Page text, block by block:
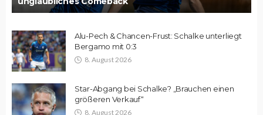
Alu-Pech & Chancen-Frust: Schalke unterliegt
Bergamo mit 0:3
8. August 2026
Star-Abgang bei Schalke? „Brauchen einen
größeren Verkauf“
8. August 2026